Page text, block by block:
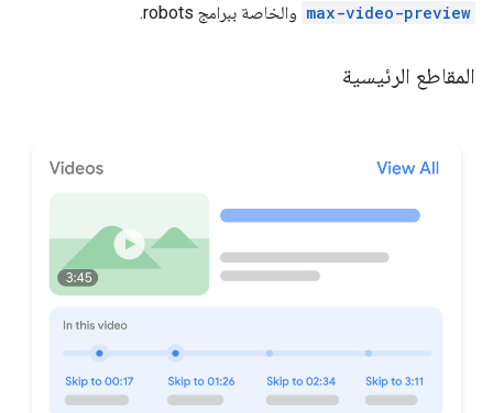
max-video-preview والخاصة ببرامج robots
.
المقاطع الرئيسية